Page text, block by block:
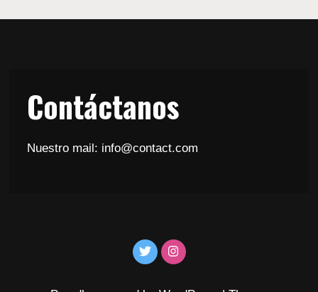
Contáctanos
Nuestro mail: info@contact.com